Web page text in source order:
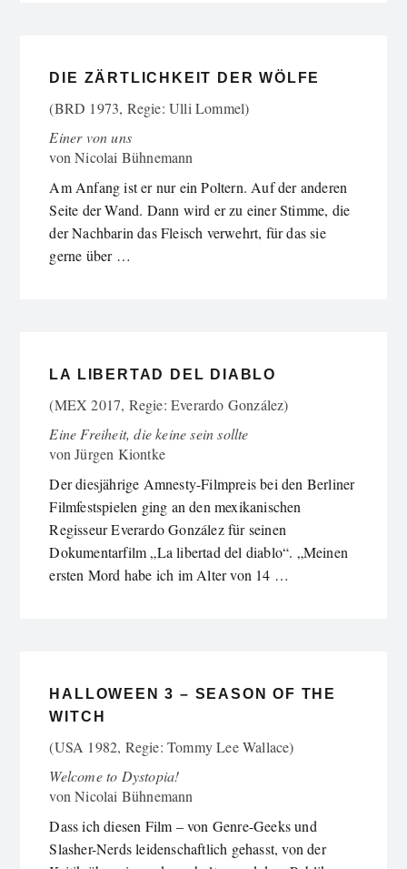
DIE ZÄRTLICHKEIT DER WÖLFE
(BRD 1973, Regie: Ulli Lommel)
Einer von uns
vonNicolai Bühnemann
Am Anfang ist er nur ein Poltern. Auf der anderen
Seite der Wand. Dann wird er zu einer Stimme, die
der Nachbarin das Fleisch verwehrt, für das sie
gerne über …
LA LIBERTAD DEL DIABLO
(MEX 2017, Regie: Everardo González)
Eine Freiheit, die keine sein sollte
vonJürgen Kiontke
Der diesjährige Amnesty-Filmpreis bei den Berliner
Filmfestspielen ging an den mexikanischen
Regisseur Everardo González für seinen
Dokumentarfilm „La libertad del diablo“. „Meinen
ersten Mord habe ich im Alter von 14 …
HALLOWEEN 3 – SEASON OF THE
WITCH
(USA 1982, Regie: Tommy Lee Wallace)
Welcome to Dystopia!
vonNicolai Bühnemann
Dass ich diesen Film – von Genre-Geeks und
Slasher-Nerds leidenschaftlich gehasst, von der